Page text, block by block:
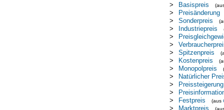
> Basispreis
>
Preisänderung
>
Sonderpreis
> Industriepreis
>
>
>
Spitzenpreis
> Kostenpreis
> Monopolpreis
>
Natürlicher
>
Preissteigerung
>
>
Festpreis (aus
> Marktpreis